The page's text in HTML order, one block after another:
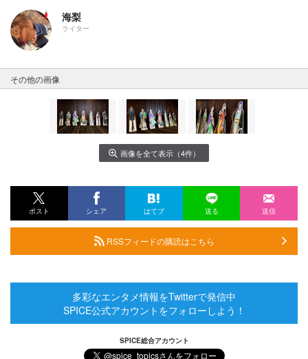
海梨
ライター
その他の画像
画像を全て表示（4件）
ポスト シェア はてブ 送る 送信
RSSフィードの購読はこちら
多彩なエンタメ情報をTwitterで発信中
SPICE公式アカウントをフォローしよう！
SPICE総合アカウント